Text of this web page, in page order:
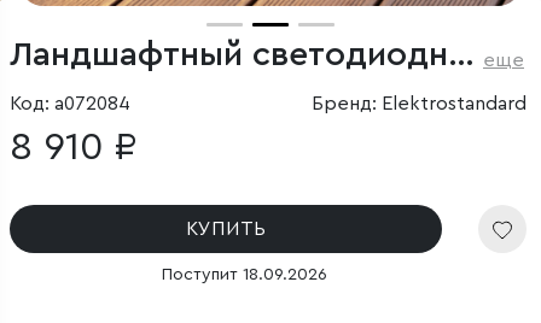
Ландшафтный светодиодный светильник 1531 TECHNO LED 3000K чёрный еще
Код: a072084 Бренд: Elektrostandard
8 910 ₽
КУПИТЬ
Поступит 18.09.2026